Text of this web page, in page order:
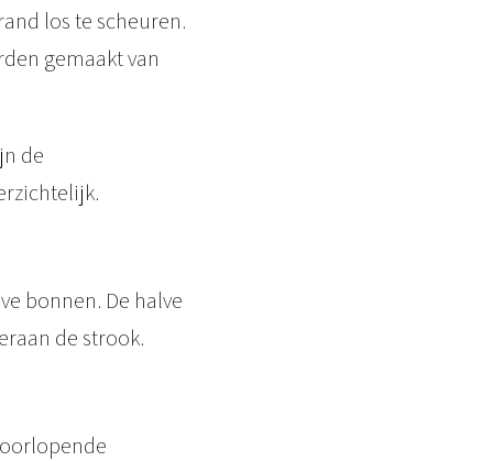
los te scheuren.
gemaakt van
de
bonnen. De halve
de strook.